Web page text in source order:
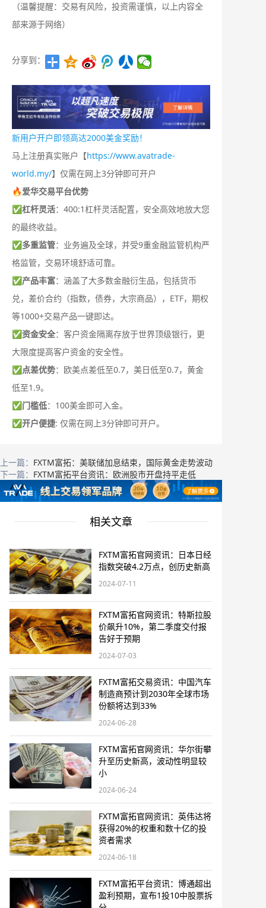
（温馨提醒：交易有风险，投资需谨慎，以上内容全
部来源于网络）
分享到：
新用户开户即领高达2000美金奖励！
马上注册真实账户【https://www.avatrade-
world.my/】仅需在网上3分钟即可开户
🔥爱华交易平台优势
✅杠杆灵活：400:1杠杆灵活配置，安全高效地放大您
的最终收益。
✅多重监管：业务遍及全球，并受9重金融监管机构严
格监管，交易环境舒适可靠。
✅产品丰富：涵盖了大多数金融衍生品，包括货币
兑，差价合约（指数，债券，大宗商品），ETF，期权
等1000+交易产品一键即达。
✅资金安全：客户资金隔离存放于世界顶级银行，更
大限度提高客户资金的安全性。
✅点差优势：欧美点差低至0.7，美日低至0.7，黄金
低至1.9。
✅门槛低：100美金即可入金。
✅开户便捷: 仅需在网上3分钟即可开户。
上一篇： FXTM富拓：美联储加息结束，国际黄金走势波动
下一篇： FXTM富拓平台资讯：欧洲股市开盘持平走低
相关文章
FXTM富拓官网资讯：日本日经
指数突破4.2万点，创历史新高
2024-07-11
FXTM富拓官网资讯：特斯拉股
价飙升10%，第二季度交付报
告好于预期
2024-07-03
FXTM富拓交易资讯：中国汽车
制造商预计到2030年全球市场
份额将达到33%
2024-06-28
FXTM富拓官网资讯：华尔街攀
升至历史新高，波动性明显较
小
2024-06-24
FXTM富拓官网资讯：英伟达将
获得20%的权重和数十亿的投
资者需求
2024-06-18
FXTM富拓平台资讯：博通超出
盈利预期，宣布1投10中股票拆